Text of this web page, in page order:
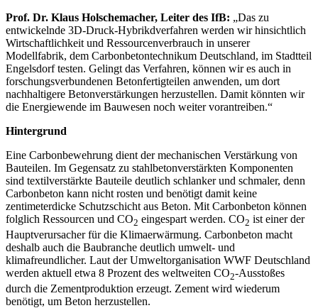
Prof. Dr. Klaus Holschemacher, Leiter des IfB: „Das zu
entwickelnde 3D-Druck-Hybrikdverfahren werden wir hinsichtlich
Wirtschaftlichkeit und Ressourcenverbrauch in unserer
Modellfabrik, dem Carbonbetontechnikum Deutschland, im Stadtteil
Engelsdorf testen. Gelingt das Verfahren, können wir es auch in
forschungsverbundenen Betonfertigteilen anwenden, um dort
nachhaltigere Betonverstärkungen herzustellen. Damit könnten wir
die Energiewende im Bauwesen noch weiter vorantreiben.“
Hintergrund
Eine Carbonbewehrung dient der mechanischen Verstärkung von
Bauteilen. Im Gegensatz zu stahlbetonverstärkten Komponenten
sind textilverstärkte Bauteile deutlich schlanker und schmaler, denn
Carbonbeton kann nicht rosten und benötigt damit keine
zentimeterdicke Schutzschicht aus Beton. Mit Carbonbeton können
folglich Ressourcen und CO2 eingespart werden. CO2 ist einer der
Hauptverursacher für die Klimaerwärmung. Carbonbeton macht
deshalb auch die Baubranche deutlich umwelt- und
klimafreundlicher. Laut der Umweltorganisation WWF Deutschland
werden aktuell etwa 8 Prozent des weltweiten CO2-Ausstoßes
durch die Zementproduktion erzeugt. Zement wird wiederum
benötigt, um Beton herzustellen.